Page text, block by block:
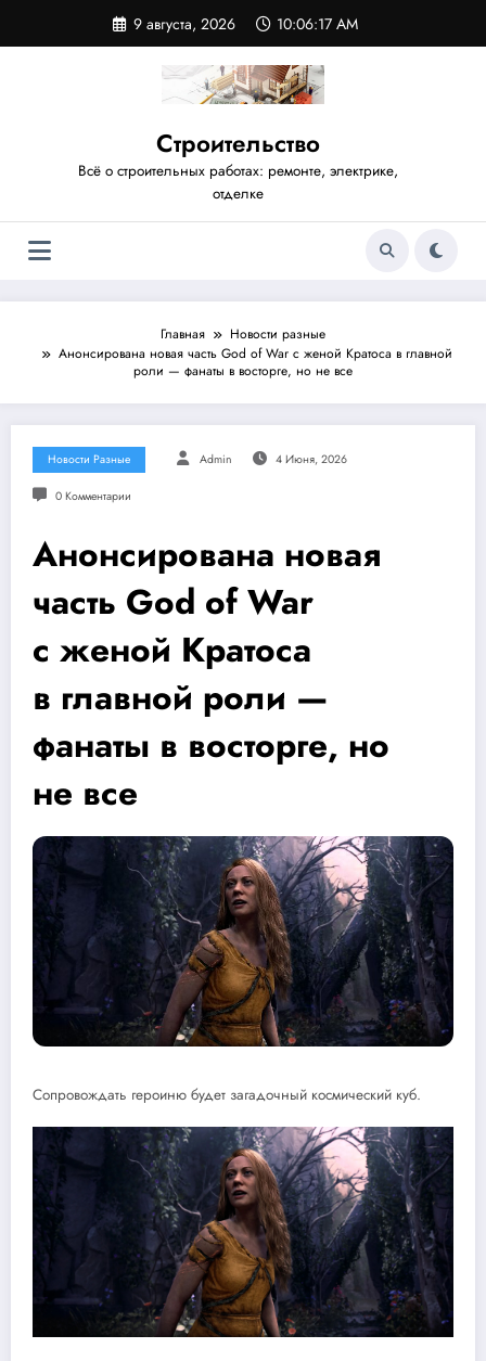
содержимому
9 августа, 2026 10:06:18 AM
Строительство
Всё о строительных работах: ремонте, электрике,
отделке
Главная
Новости разные
Анонсирована новая часть God of War с женой Кратоса в главной
роли — фанаты в восторге, но не все
Новости Разные Admin 4 Июня, 2026
0 Комментарии
Анонсирована новая
часть God of War
с женой Кратоса
в главной роли —
фанаты в восторге, но
не все
Сопровождать героиню будет загадочный космический куб.